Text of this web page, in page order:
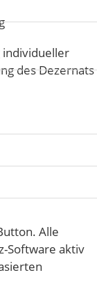
individueller
des Dezernats
Alle
Software aktiv